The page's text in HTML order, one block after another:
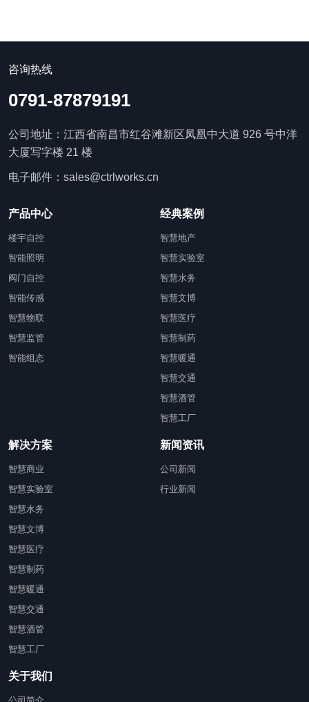
咨询热线
0791-87879191
公司地址：江西省南昌市红谷滩新区凤凰中大道 926 号中洋
大厦写字楼 21 楼
电子邮件：sales@ctrlworks.cn
产品中心
楼宇自控
智能照明
阀门自控
智能传感
智慧物联
智慧监管
智能组态
经典案例
智慧地产
智慧实验室
智慧水务
智慧文博
智慧医疗
智慧制药
智慧暖通
智慧交通
智慧酒管
智慧工厂
解决方案
智慧商业
智慧实验室
智慧水务
智慧文博
智慧医疗
智慧制药
智慧暖通
智慧交通
智慧酒管
智慧工厂
新闻资讯
公司新闻
行业新闻
关于我们